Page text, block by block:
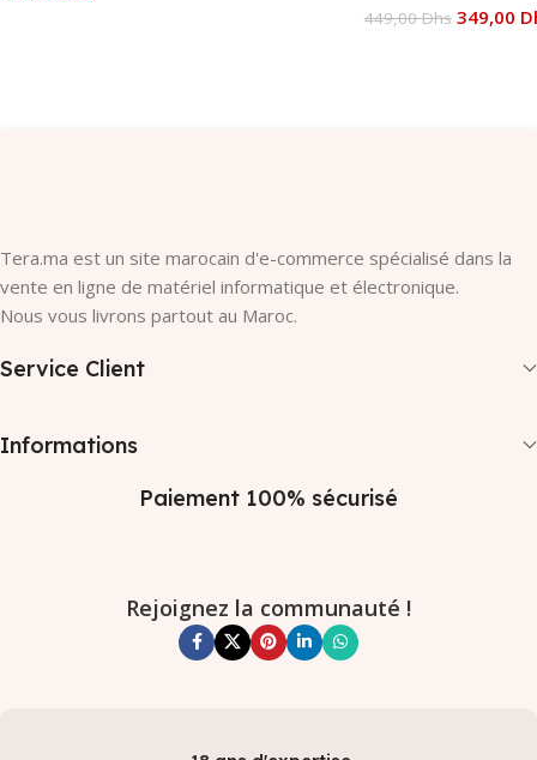
449,00Dhs 349,00
Tera.ma est un site marocain d'e-commerce spécialisé dans la
vente en ligne de matériel informatique et électronique.
Nous vous livrons partout au Maroc.
Service Client
Informations
Paiement 100% sécurisé
Rejoignez la communauté !